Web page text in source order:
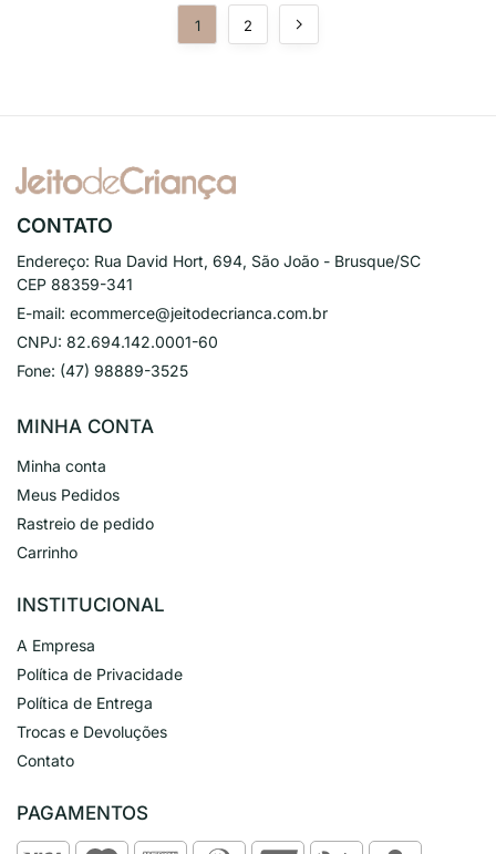
1 2
CONTATO
Endereço: Rua David Hort, 694, São João - Brusque/SC
CEP 88359-341
E-mail: ecommerce@jeitodecrianca.com.br
CNPJ: 82.694.142.0001-60
Fone: (47) 98889-3525
MINHA CONTA
Minha conta
Meus Pedidos
Rastreio de pedido
Carrinho
INSTITUCIONAL
A Empresa
Política de Privacidade
Política de Entrega
Trocas e Devoluções
Contato
PAGAMENTOS